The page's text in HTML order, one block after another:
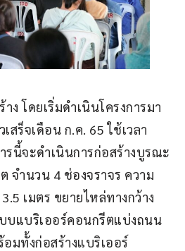
ง โดยเริ่มดำเนินโครงการมา
สร็จเดือน ก.ค. 65 ใช้เวลา
รนี้จะดำเนินการก่อสร้างบูรณะ
จำนวน 4 ช่องจราจร ความ
เมตร ขยายไหล่ทางกว้าง
บบแบริเออร์คอนกรีตแบ่งถนน
อมทั้งก่อสร้างแบริเออร์